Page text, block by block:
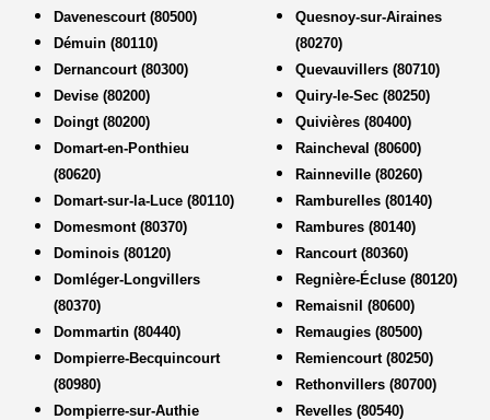
Davenescourt (80500)
Démuin (80110)
Dernancourt (80300)
Devise (80200)
Doingt (80200)
Domart-en-Ponthieu
(80620)
Domart-sur-la-Luce (80110)
Domesmont (80370)
Dominois (80120)
Domléger-Longvillers
(80370)
Dommartin (80440)
Dompierre-Becquincourt
(80980)
Dompierre-sur-Authie
Quesnoy-sur-Airaines
(80270)
Quevauvillers (80710)
Quiry-le-Sec (80250)
Quivières (80400)
Raincheval (80600)
Rainneville (80260)
Ramburelles (80140)
Rambures (80140)
Rancourt (80360)
Regnière-Écluse (80120)
Remaisnil (80600)
Remaugies (80500)
Remiencourt (80250)
Rethonvillers (80700)
Revelles (80540)